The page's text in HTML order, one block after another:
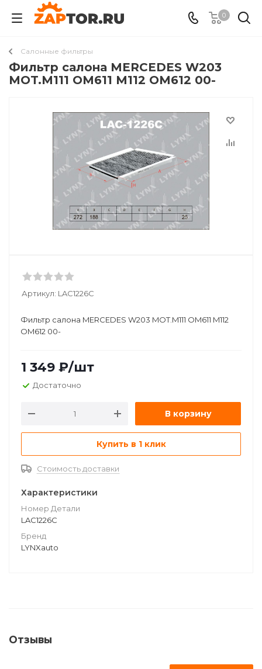
0
Салонные фильтры
Фильтр салона MERCEDES W203
MOT.M111 OM611 M112 OM612 00-
Артикул: LAC1226C
Фильтр салона MERCEDES W203 MOT.M111 OM611 M112
OM612 00-
1 349 ₽/шт
Достаточно
В корзину
Купить в 1 клик
Стоимость доставки
Характеристики
Номер Детали
LAC1226C
Бренд
LYNXauto
Отзывы